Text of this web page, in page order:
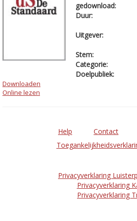
gedownload:
Duur:
Uitgever:
Stem:
Categorie:
Doelpubliek:
Downloaden
Online lezen
Help Contact
Privacyverklaring
Privacyverklaring
Privacyverklaring